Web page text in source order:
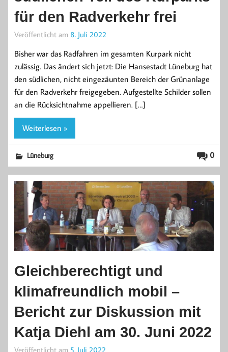
für den Radverkehr frei
Veröffentlicht am 8. Juli 2022
Bisher war das Radfahren im gesamten Kurpark nicht
zulässig. Das ändert sich jetzt: Die Hansestadt Lüneburg hat
den südlichen, nicht eingezäunten Bereich der Grünanlage
für den Radverkehr freigegeben. Aufgestellte Schilder sollen
an die Rücksichtnahme appellieren. […]
Weiterlesen »
0
Lüneburg
Gleichberechtigt und
klimafreundlich mobil –
Bericht zur Diskussion mit
Katja Diehl am 30. Juni 2022
Veröffentlicht am 5. Juli 2022